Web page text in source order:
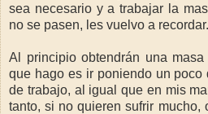
sea necesario y a trabajar la
no se pasen, les vuelvo a recordar.
Al principio obtendrán una
que hago es ir poniendo un
de trabajo, al igual que en mis
tanto, si no quieren sufrir mucho,